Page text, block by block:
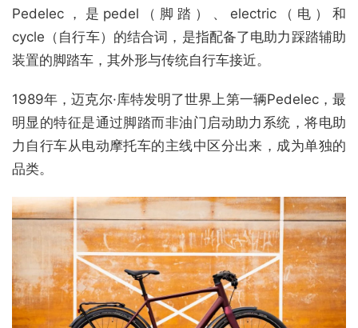
Pedelec，是pedel（脚踏）、electric（电）和
cycle（自行车）的结合词，是指配备了电助力踩踏辅助
装置的脚踏车，其外形与传统自行车接近。
1989年，迈克尔·库特发明了世界上第一辆Pedelec，最
明显的特征是通过脚踏而非油门启动助力系统，将电助
力自行车从电动摩托车的主线中区分出来，成为单独的
品类。